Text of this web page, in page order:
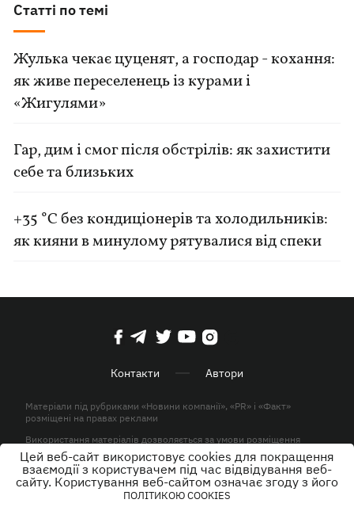
Статті по темі
Жулька чекає цуценят, а господар - кохання:
як живе переселенець із курами і
«Жигулями»
Гар, дим і смог після обстрілів: як захистити
себе та близьких
+35 °C без кондиціонерів та холодильників:
як кияни в минулому рятувалися від спеки
Контакти Автори
Матеріали під рубриками «Новини компанії», «PR» і «Факт»
розміщені на правах реклами
Використання матеріалів дозволяється за умови розміщення
активного гіперпосилання на KP.UA в першому абзаці.
© ТОВ «ЮЛАВ МЕДІА» 2026. Всі права захищені.
Цей веб-сайт використовує cookies для покращення
взаємодії з користувачем під час відвідування веб-
сайту. Користування веб-сайтом означає згоду з його
ПОЛІТИКОЮ COOKIES